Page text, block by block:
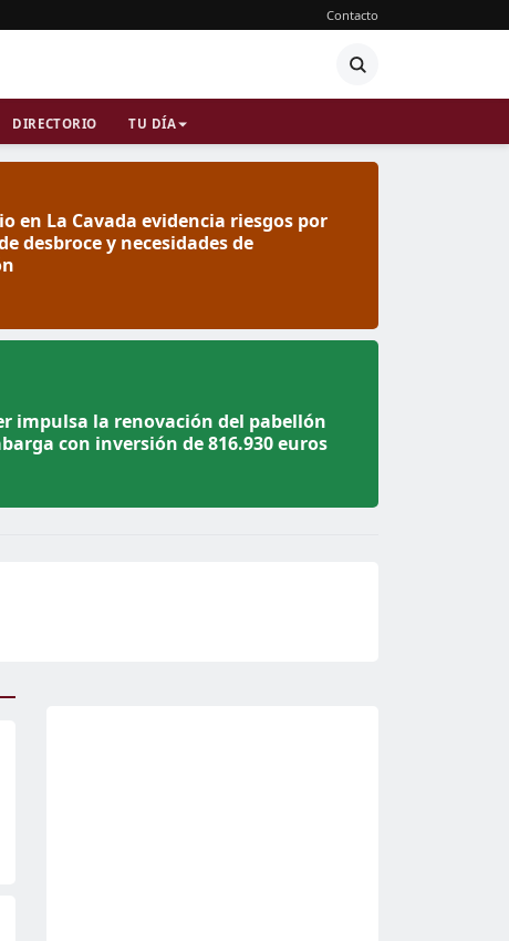
Contacto
DIRECTORIO TU DÍA
en La Cavada evidencia riesgos por
desbroce y necesidades de
impulsa la renovación del pabellón
con inversión de 816.930 euros